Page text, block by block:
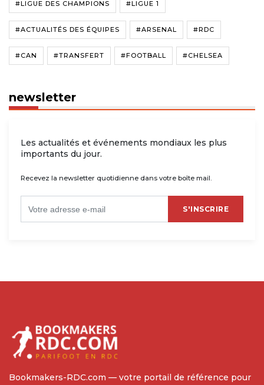
#LIGUE DES CHAMPIONS #LIGUE 1
#ACTUALITÉS DES ÉQUIPES #ARSENAL #RDC
#CAN #TRANSFERT #FOOTBALL #CHELSEA
newsletter
Les actualités et événements mondiaux les plus
importants du jour.
Recevez la newsletter quotidienne dans votre boîte mail.
S'INSCRIRE
Bookmakers-RDC.com — votre portail de référence pour